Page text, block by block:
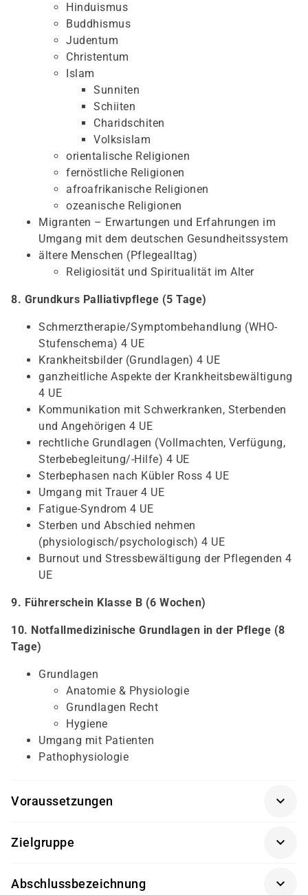
Hinduismus
Buddhismus
Judentum
Christentum
Islam
Sunniten
Schiiten
Charidschiten
Volksislam
orientalische Religionen
fernöstliche Religionen
afroafrikanische Religionen
ozeanische Religionen
Migranten – Erwartungen und Erfahrungen im
Umgang mit dem deutschen Gesundheitssystem
ältere Menschen (Pflegealltag)
Religiosität und Spiritualität im Alter
8. Grundkurs Palliativpflege (5 Tage)
Schmerztherapie/Symptombehandlung (WHO-
Stufenschema) 4 UE
Krankheitsbilder (Grundlagen) 4 UE
ganzheitliche Aspekte der Krankheitsbewältigung
4 UE
Kommunikation mit Schwerkranken, Sterbenden
und Angehörigen 4 UE
rechtliche Grundlagen (Vollmachten, Verfügung,
Sterbebegleitung/-Hilfe) 4 UE
Sterbephasen nach Kübler Ross 4 UE
Umgang mit Trauer 4 UE
Fatigue-Syndrom 4 UE
Sterben und Abschied nehmen
(physiologisch/psychologisch) 4 UE
Burnout und Stressbewältigung der Pflegenden 4
UE
9. Führerschein Klasse B (6 Wochen)
10. Notfallmedizinische Grundlagen in der Pflege (8
Tage)
Grundlagen
Anatomie & Physiologie
Grundlagen Recht
Hygiene
Umgang mit Patienten
Pathophysiologie
Voraussetzungen
persönliches Gespräch
Kenntnisse der deutschen Sprache (Eignungstest
Führungszeugnis
Zielgruppe
Zielgruppe, die eine aussichtsreiche berufliche Zukunft
Abschlussbezeichnung